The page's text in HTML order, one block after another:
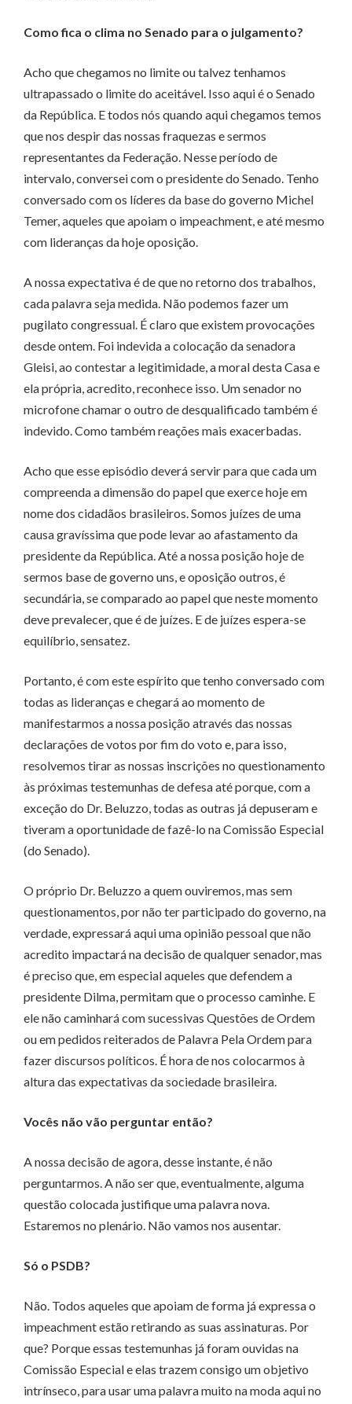
Como fica o clima no Senado para o julgamento?
Acho que chegamos no limite ou talvez tenhamos
ultrapassado o limite do aceitável. Isso aqui é o Senado
da República. E todos nós quando aqui chegamos temos
que nos despir das nossas fraquezas e sermos
representantes da Federação. Nesse período de
intervalo, conversei com o presidente do Senado. Tenho
conversado com os líderes da base do governo Michel
Temer, aqueles que apoiam o impeachment, e até mesmo
com lideranças da hoje oposição.
A nossa expectativa é de que no retorno dos trabalhos,
cada palavra seja medida. Não podemos fazer um
pugilato congressual. É claro que existem provocações
desde ontem. Foi indevida a colocação da senadora
Gleisi, ao contestar a legitimidade, a moral desta Casa e
ela própria, acredito, reconhece isso. Um senador no
microfone chamar o outro de desqualificado também é
indevido. Como também reações mais exacerbadas.
Acho que esse episódio deverá servir para que cada um
compreenda a dimensão do papel que exerce hoje em
nome dos cidadãos brasileiros. Somos juízes de uma
causa gravíssima que pode levar ao afastamento da
presidente da República. Até a nossa posição hoje de
sermos base de governo uns, e oposição outros, é
secundária, se comparado ao papel que neste momento
deve prevalecer, que é de juízes. E de juízes espera-se
equilíbrio, sensatez.
Portanto, é com este espírito que tenho conversado com
todas as lideranças e chegará ao momento de
manifestarmos a nossa posição através das nossas
declarações de votos por fim do voto e, para isso,
resolvemos tirar as nossas inscrições no questionamento
às próximas testemunhas de defesa até porque, com a
exceção do Dr. Beluzzo, todas as outras já depuseram e
tiveram a oportunidade de fazê-lo na Comissão Especial
(do Senado).
O próprio Dr. Beluzzo a quem ouviremos, mas sem
questionamentos, por não ter participado do governo, na
verdade, expressará aqui uma opinião pessoal que não
acredito impactará na decisão de qualquer senador, mas
é preciso que, em especial aqueles que defendem a
presidente Dilma, permitam que o processo caminhe. E
ele não caminhará com sucessivas Questões de Ordem
ou em pedidos reiterados de Palavra Pela Ordem para
fazer discursos políticos. É hora de nos colocarmos à
altura das expectativas da sociedade brasileira.
Vocês não vão perguntar então?
A nossa decisão de agora, desse instante, é não
perguntarmos. A não ser que, eventualmente, alguma
questão colocada justifique uma palavra nova.
Estaremos no plenário. Não vamos nos ausentar.
Só o PSDB?
Não. Todos aqueles que apoiam de forma já expressa o
impeachment estão retirando as suas assinaturas. Por
que? Porque essas testemunhas já foram ouvidas na
Comissão Especial e elas trazem consigo um objetivo
intrínseco, para usar uma palavra muito na moda aqui no